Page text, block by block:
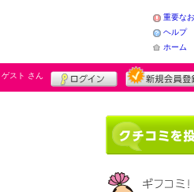
重要な
ヘルプ
ホーム
ゲスト さん